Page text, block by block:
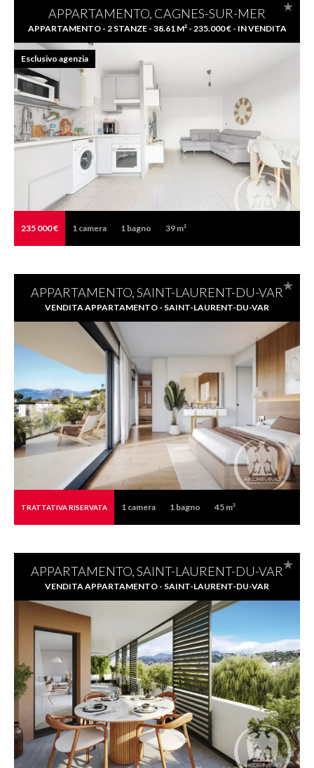
APPARTAMENTO, CAGNES-SUR-MER
APPARTAMENTO - 2 STANZE - 38.61 M² - 235.000 € - IN VENDITA
235 000 € 1 camera 1 bagno 39 m²
Esclusivo agenzia
APPARTAMENTO, SAINT-LAURENT-DU-VAR
VENDITA APPARTAMENTO - SAINT-LAURENT-DU-VAR
TRATTATIVA RISERVATA 1 camera 1 bagno 45 m²
APPARTAMENTO, SAINT-LAURENT-DU-VAR
VENDITA APPARTAMENTO - SAINT-LAURENT-DU-VAR